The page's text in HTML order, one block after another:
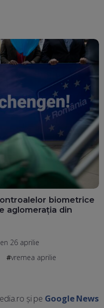
biometrice
aglomerația din
26 aprilie
vremea aprilie
și pe Google News